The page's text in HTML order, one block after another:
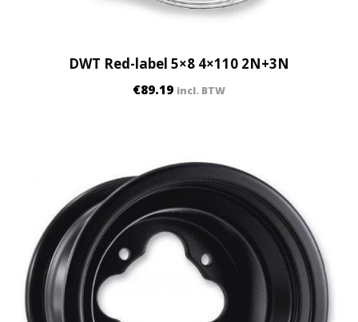
DWT Red-label 5×8 4×110 2N+3N
€89.19 incl. BTW